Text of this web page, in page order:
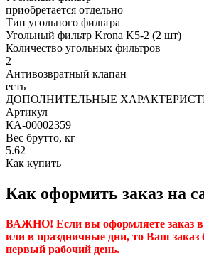
приобретается отдельно
Тип угольного фильтра
Угольный фильтр Krona K5-2 (2 шт)
Количество угольных фильтров
2
Антивозвратный клапан
есть
ДОПОЛНИТЕЛЬНЫЕ
Артикул
КА-00002359
Вес брутто, кг
5.62
Как купить
Как оформить заказ на
ВАЖНО! Если вы оформляете заказ в
или в праздничные дни, то Ваш заказ
первый рабочий день.